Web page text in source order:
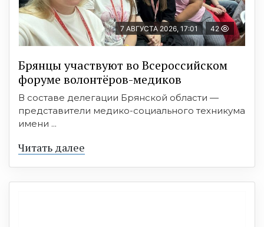
7 АВГУСТА 2026, 17:01 42
Брянцы участвуют во Всероссийском
форуме волонтёров-медиков
В составе делегации Брянской области —
представители медико-социального техникума
имени ...
Читать далее